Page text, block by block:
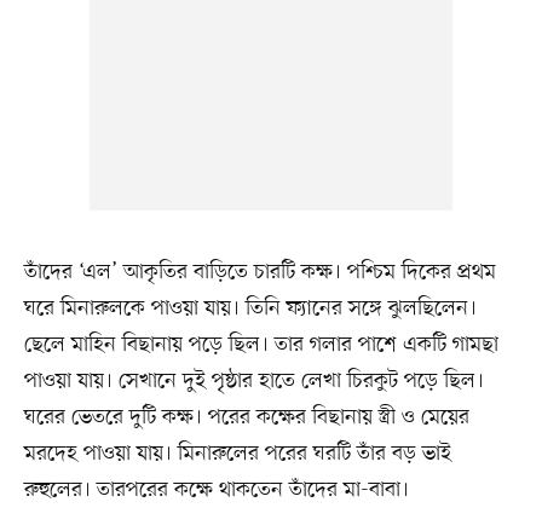
তাঁদের ‘এল’ আকৃতির বাড়িতে চারটি কক্ষ। পশ্চিম দিকের প্রথম
ঘরে মিনারুলকে পাওয়া যায়। তিনি ফ্যানের সঙ্গে ঝুলছিলেন।
ছেলে মাহিন বিছানায় পড়ে ছিল। তার গলার পাশে একটি গামছা
পাওয়া যায়। সেখানে দুই পৃষ্ঠার হাতে লেখা চিরকুট পড়ে ছিল।
ঘরের ভেতরে দুটি কক্ষ। পরের কক্ষের বিছানায় স্ত্রী ও মেয়ের
মরদেহ পাওয়া যায়। মিনারুলের পরের ঘরটি তাঁর বড় ভাই
রুহুলের। তারপরের কক্ষে থাকতেন তাঁদের মা-বাবা।